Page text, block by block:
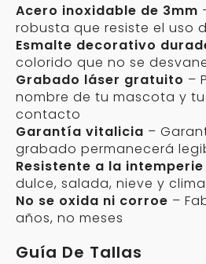
Acero inoxidable de 3mm
robusta que resiste el uso
Esmalte decorativo
colorido que no se
Grabado láser gratuito –
nombre de tu mascota y
contacto
Garantía vitalicia –
grabado permanecerá
Resistente a la intemperie
dulce, salada, nieve y
No se oxida ni corroe –
años, no meses
Guía De Tallas